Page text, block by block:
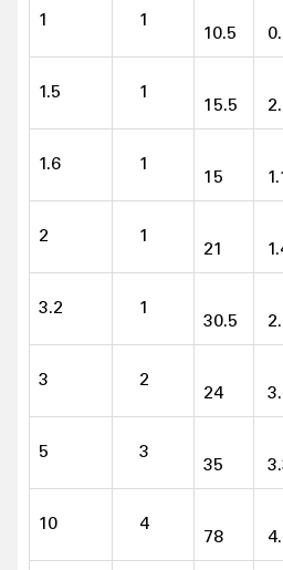
besoins chez LGH en cliquant
1 1
10.5
1.5 1
15.5
1.6 1
15 1.1
2 1
21
3.2 1
30.5
3 2
24
5 3
35
10 4
78